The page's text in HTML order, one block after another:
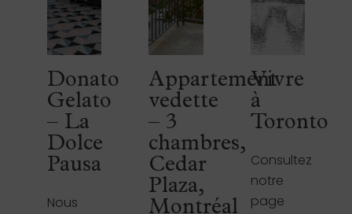
Donato
Gelato
– La
Dolce
Pausa
Nous
Appartement
vedette
– 3
chambres,
Cedar
Plaza,
Montréal
Vivre
à
Toronto
Consultez
notre
page